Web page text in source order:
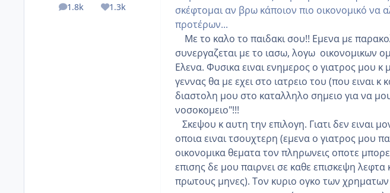
1.8k
posts 1.3k
Reputation
σκέφτομαι αν βρω κάποιον πιο οικονομικό να
προτέρων...
Mε το καλο το παιδακι σου!! Εμενα με
συνεργαζεται με το ιασω, λογω οικονομικων
Ελενα. Φυσικα ειναι ενημερος ο γιατρος μου κ
γεννας θα με εχει στο ιατρειο του (που ειναι
διαστολη μου στο καταλληλο σημειο για να
νοσοκομειο"!!!
Σκεψου κ αυτη την επιλογη. Γιατι δεν ειναι
οποια ειναι τσουχτερη (εμενα ο γιατρος μου
οικονομικα θεματα τον πληρωνεις οποτε
επισης δε μου παιρνει σε καθε επισκεψη
πρωτους μηνες). Τον κυριο ογκο των χρηματων